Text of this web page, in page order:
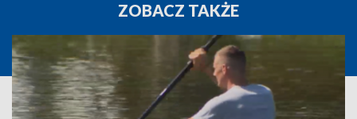
ZOBACZ TAKŻE